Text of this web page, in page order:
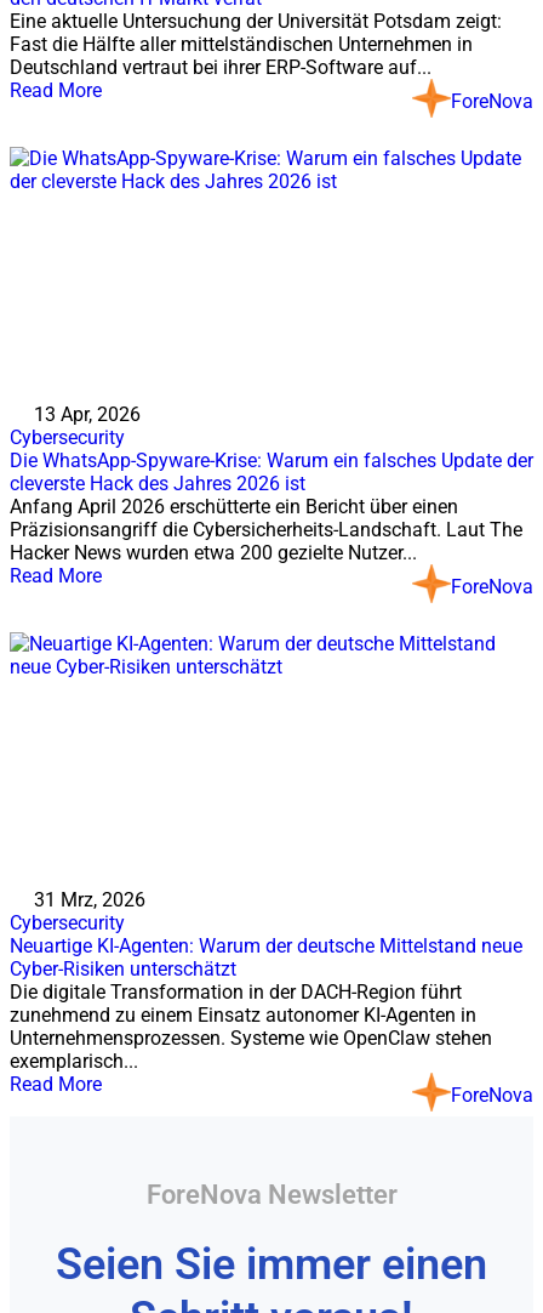
Eine aktuelle Untersuchung der Universität Potsdam zeigt:
Fast die Hälfte aller mittelständischen Unternehmen in
Deutschland vertraut bei ihrer ERP-Software auf...
Read More
ForeNova
13 Apr, 2026
Cybersecurity
Die WhatsApp-Spyware-Krise: Warum ein falsches Update der
cleverste Hack des Jahres 2026 ist
Anfang April 2026 erschütterte ein Bericht über einen
Präzisionsangriff die Cybersicherheits-Landschaft. Laut The
Hacker News wurden etwa 200 gezielte Nutzer...
Read More
ForeNova
31 Mrz, 2026
Cybersecurity
Neuartige KI-Agenten: Warum der deutsche Mittelstand neue
Cyber-Risiken unterschätzt
Die digitale Transformation in der DACH-Region führt
zunehmend zu einem Einsatz autonomer KI-Agenten in
Unternehmensprozessen. Systeme wie OpenClaw stehen
exemplarisch...
Read More
ForeNova
ForeNova Newsletter
Seien Sie immer einen